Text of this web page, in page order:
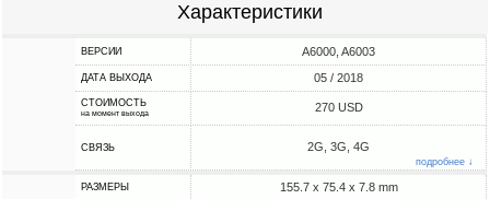
Характеристики
ВЕРСИИ A6000, A6003
ДАТА ВЫХОДА 05 / 2018
СТОИМОСТЬ
на момент выхода 270 USD
СВЯЗЬ 2G, 3G, 4G
подробнее ↓
РАЗМЕРЫ 155.7 x 75.4 x 7.8 mm